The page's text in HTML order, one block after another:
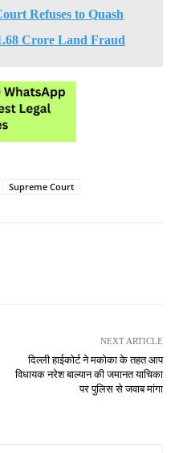
Refuses to Quash
Crore Land Fraud
Supreme Court
NEXT ARTICLE
दिल्ली हाईकोर्ट ने मकोका के तहत आप
विधायक नरेश बाल्यान की जमानत याचिका
पर पुलिस से जवाब मांगा